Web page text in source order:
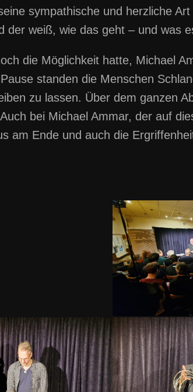
sympathische und herzliche
weiß, wie das geht – und was
die Möglichkeit hatte, Michael
standen die Menschen
zu lassen. Über dem ganzen
bei Michael Ammar, der auf
am Ende und auch die